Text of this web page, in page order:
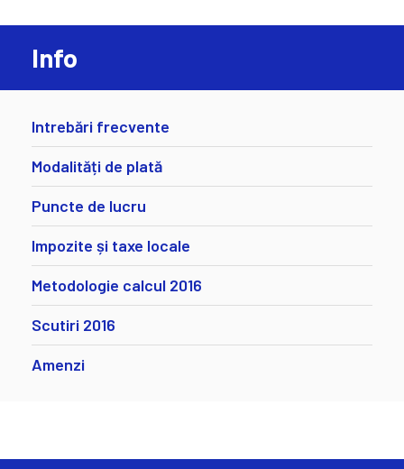
Info
Intrebări frecvente
Modalități de plată
Puncte de lucru
Impozite și taxe locale
Metodologie calcul 2016
Scutiri 2016
Amenzi